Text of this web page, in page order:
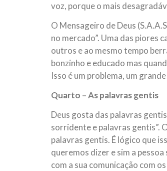
voz, porque o mais
O Mensageiro de Deus
no mercado”. Uma das piores
outros e ao mesmo tempo
bonzinho e educado mas
Isso é um problema, um
Quarto – As palavras gentis
Deus gosta das palavras
sorridente e palavras gentis”.
palavras gentis. É lógico que
queremos dizer e sim a
com a sua comunicação com